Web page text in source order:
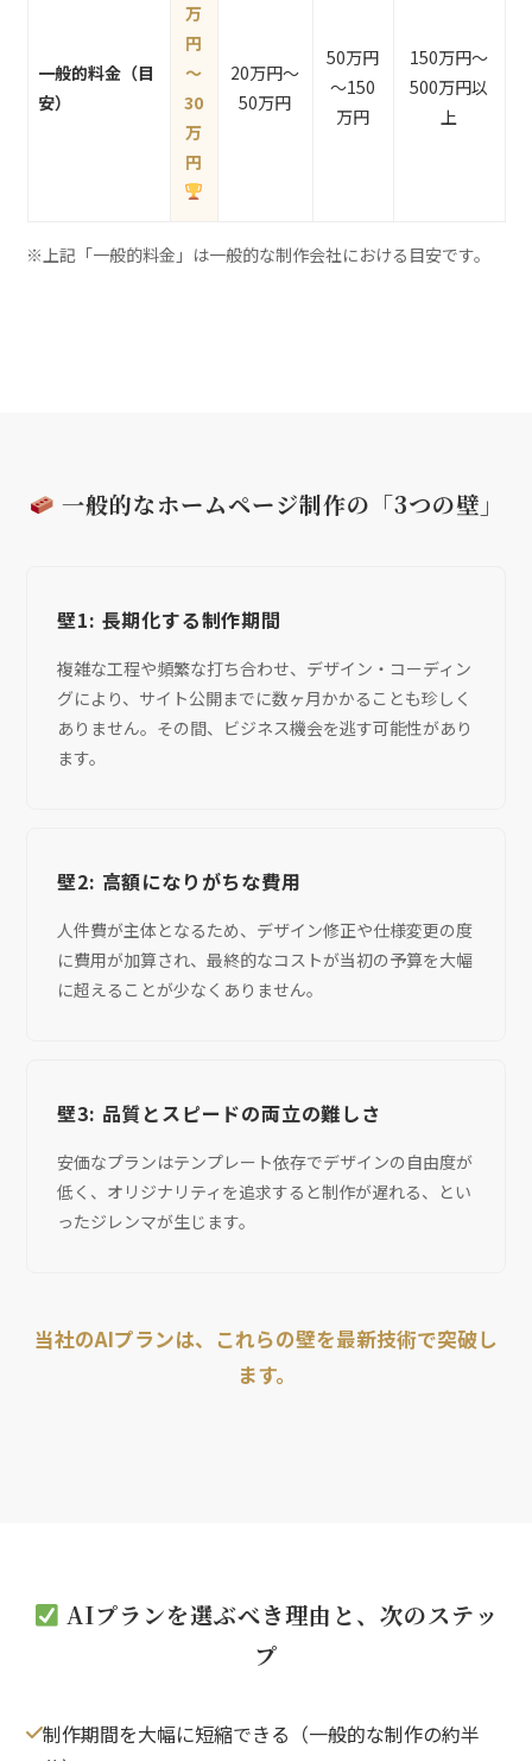
一般的料金（目
安）
万
円
～
30
万
円
20万円～
50万円
50万円
～150
万円
150万円～
500万円以
上
※上記「一般的料金」は一般的な制作会社における目安です。
一般的なホームページ制作の「3つの壁」
壁1: 長期化する制作期間
複雑な工程や頻繁な打ち合わせ、デザイン・コーディン
グにより、サイト公開までに数ヶ月かかることも珍しく
ありません。その間、ビジネス機会を逃す可能性があり
ます。
壁2: 高額になりがちな費用
人件費が主体となるため、デザイン修正や仕様変更の度
に費用が加算され、最終的なコストが当初の予算を大幅
に超えることが少なくありません。
壁3: 品質とスピードの両立の難しさ
安価なプランはテンプレート依存でデザインの自由度が
低く、オリジナリティを追求すると制作が遅れる、とい
ったジレンマが生じます。
当社のAIプランは、これらの壁を最新技術で突破し
ます。
AIプランを選ぶべき理由と、次のステッ
プ
制作期間を大幅に短縮できる（一般的な制作の約半